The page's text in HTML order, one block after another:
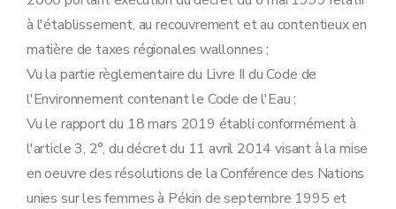
à l'établissement, au recouvrement et au contentieux en
matière de taxes régionales wallonnes ;
Vu la partie règlementaire du Livre II du Code de
l'Environnement contenant le Code de l'Eau ;
Vu le rapport du 18 mars 2019 établi conformément à
l'article 3, 2°, du décret du 11 avril 2014 visant à la mise
en oeuvre des résolutions de la Conférence des Nations
unies sur les femmes à Pékin de septembre 1995 et